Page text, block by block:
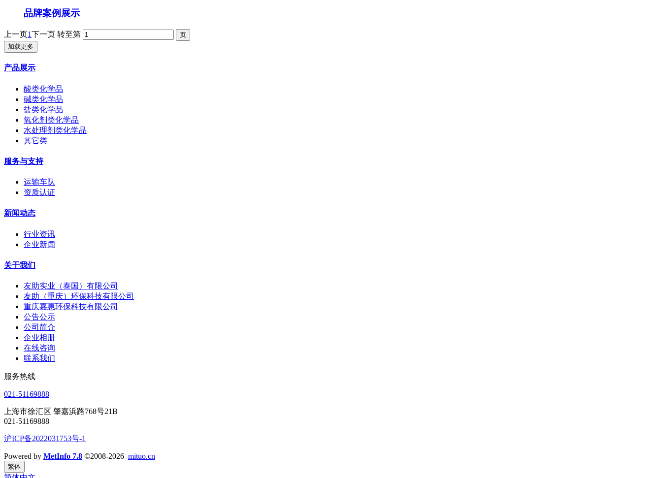
品牌案例展示
上一页1下一页 转至第
加载更多
产品展示
酸类化学品
碱类化学品
盐类化学品
氧化剂类化学品
水处理剂类化学品
其它类
服务与支持
运输车队
资质认证
新闻动态
行业资讯
企业新闻
关于我们
友助实业（泰国）有限公司
友助（重庆）环保科技有限公司
重庆嘉惠环保科技有限公司
公告公示
公司简介
企业相册
在线咨询
联系我们
服务热线
021-51169888
上海市徐汇区 肇嘉浜路768号21B
021-51169888
沪ICP备2022031753号-1
Powered by MetInfo 7.8 ©2008-2026 mituo.cn
繁体